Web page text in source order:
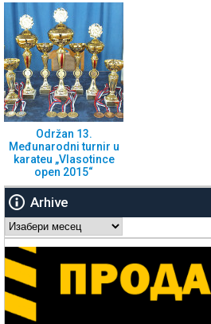
Održan 13.
Međunarodni turnir u
karateu „Vlasotince
open 2015“
Arhive
Arhive